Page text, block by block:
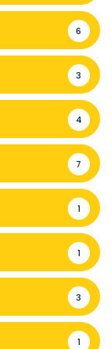
6
3
4
7
1
1
3
1